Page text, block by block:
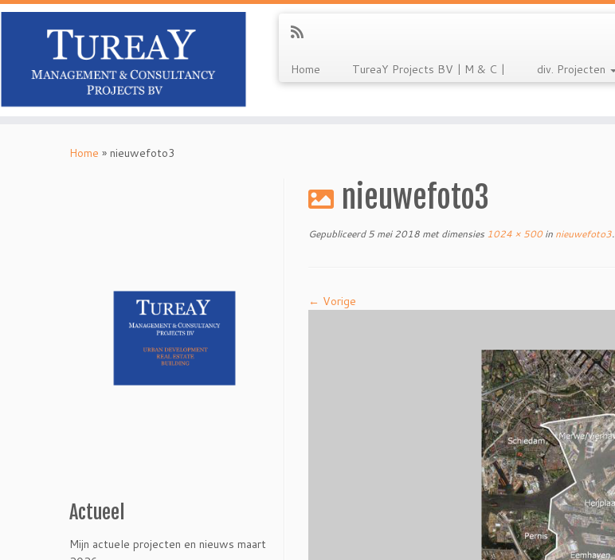
Home TureaY Projects BV | M & C | div. Projecten
Home » nieuwefoto3
Actueel
Mijn actuele projecten en nieuws maart
nieuwefoto3
Gepubliceerd 5 mei 2018 met dimensies 1024 × 500in nieuwefoto3.
← Vorige